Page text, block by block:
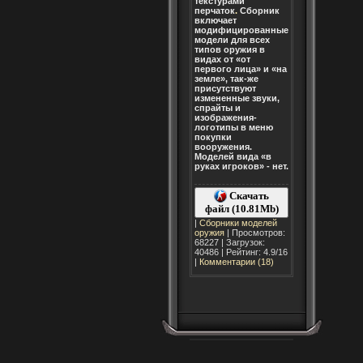
перчаток. Сборник
включает
модифицированные
модели для всех
типов оружия в
видах от «от
первого лица» и «на
земле», так-же
присутствуют
измененные звуки,
спрайты и
изображения-
логотипы в меню
покупки
вооружения.
Моделей вида «в
руках игроков» - нет.
Скачать
файл (10.81Mb)
| Сборники моделей
оружия | Просмотров:
68227 | Загрузок:
40486 | Рейтинг: 4.9/16
| Комментарии (18)